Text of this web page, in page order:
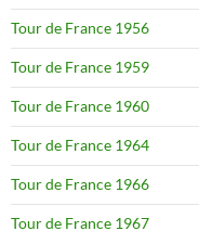
Tour de France 1956
Tour de France 1959
Tour de France 1960
Tour de France 1964
Tour de France 1966
Tour de France 1967